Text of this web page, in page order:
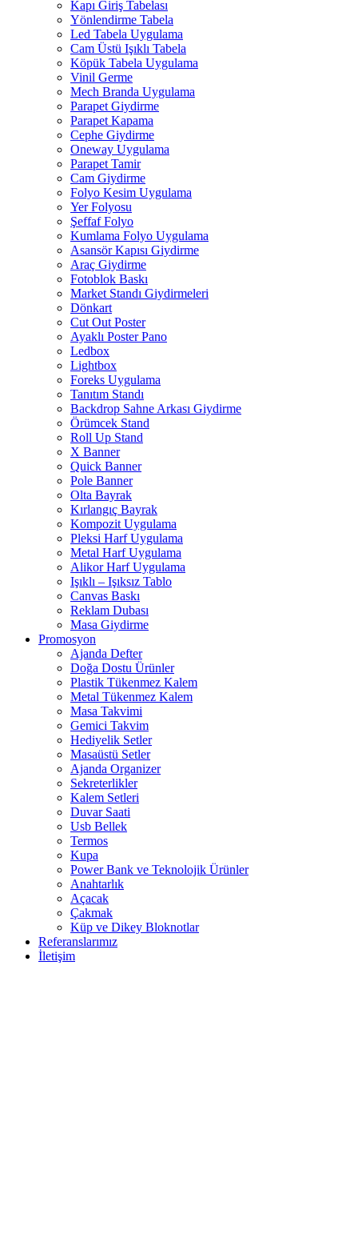
Kapı Giriş Tabelası
Yönlendirme Tabela
Led Tabela Uygulama
Cam Üstü Işıklı Tabela
Köpük Tabela Uygulama
Vinil Germe
Mech Branda Uygulama
Parapet Giydirme
Parapet Kapama
Cephe Giydirme
Oneway Uygulama
Parapet Tamir
Cam Giydirme
Folyo Kesim Uygulama
Yer Folyosu
Şeffaf Folyo
Kumlama Folyo Uygulama
Asansör Kapısı Giydirme
Araç Giydirme
Fotoblok Baskı
Market Standı Giydirmeleri
Dönkart
Cut Out Poster
Ayaklı Poster Pano
Ledbox
Lightbox
Foreks Uygulama
Tanıtım Standı
Backdrop Sahne Arkası Giydirme
Örümcek Stand
Roll Up Stand
X Banner
Quick Banner
Pole Banner
Olta Bayrak
Kırlangıç Bayrak
Kompozit Uygulama
Pleksi Harf Uygulama
Metal Harf Uygulama
Alikor Harf Uygulama
Işıklı – Işıksız Tablo
Canvas Baskı
Reklam Dubası
Masa Giydirme
Promosyon
Ajanda Defter
Doğa Dostu Ürünler
Plastik Tükenmez Kalem
Metal Tükenmez Kalem
Masa Takvimi
Gemici Takvim
Hediyelik Setler
Masaüstü Setler
Ajanda Organizer
Sekreterlikler
Kalem Setleri
Duvar Saati
Usb Bellek
Termos
Kupa
Power Bank ve Teknolojik Ürünler
Anahtarlık
Açacak
Çakmak
Küp ve Dikey Bloknotlar
Referanslarımız
İletişim